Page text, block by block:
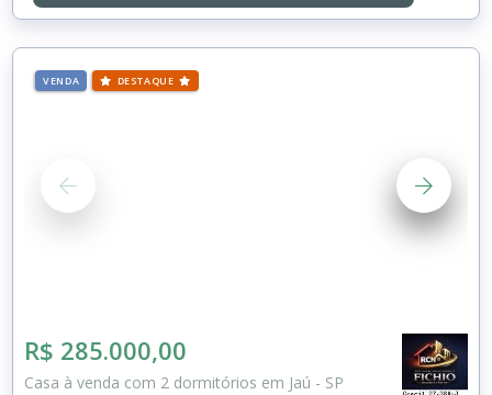
VENDA DESTAQUE
R$ 285.000,00
Casa à venda com 2 dormitórios em Jaú - SP